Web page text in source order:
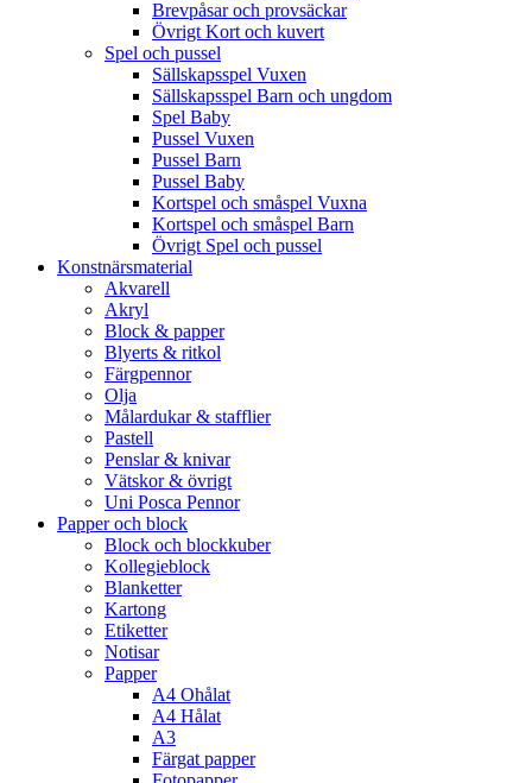
Brevpåsar och provsäckar
Övrigt Kort och kuvert
Spel och pussel
Sällskapsspel Vuxen
Sällskapsspel Barn och ungdom
Spel Baby
Pussel Vuxen
Pussel Barn
Pussel Baby
Kortspel och småspel Vuxna
Kortspel och småspel Barn
Övrigt Spel och pussel
Konstnärsmaterial
Akvarell
Akryl
Block & papper
Blyerts & ritkol
Färgpennor
Olja
Målardukar & stafflier
Pastell
Penslar & knivar
Vätskor & övrigt
Uni Posca Pennor
Papper och block
Block och blockkuber
Kollegieblock
Blanketter
Kartong
Etiketter
Notisar
Papper
A4 Ohålat
A4 Hålat
A3
Färgat papper